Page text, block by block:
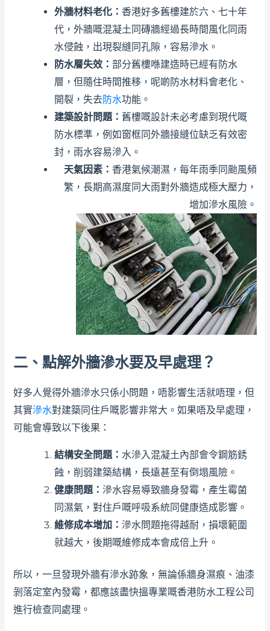
外牆材料老化：香港好多舊樓建於六、七十年
代，外牆嘅混凝土同磚牆經過長時間風化同雨
水侵蝕，出現裂縫同孔隙，容易滲水。
防水層失效：部分舊樓喺建造時已經有防水
層，但隨住時間推移，呢啲防水材料會老化、
開裂，失去防水功能。
建築設計問題： 舊樓嘅設計未必考慮到現代嘅
防水標準，例如窗框同外牆接縫位缺乏有效密
封，雨水容易滲入。
天氣因素： 香港氣候潮濕，每年雨季同颱風頻
繁，長期高濕度同大雨對外牆造成極大壓力，
增加滲水風險。
二、點解外牆滲水要及早處理？
好多人覺得外牆滲水只係小問題，唔影響生活就唔理，但
其實滲水對建築同住戶嘅影響非常大。如果唔及早處理，
可能會導致以下後果：
結構安全問題：水滲入混凝土內部會令鋼筋銹
蝕，削弱建築結構，長遠甚至有倒塌風險。
健康問題：滲水容易導致牆身發霉，產生霉菌
同濕氣，對住戶嘅呼吸系統同健康造成影響。
維修成本增加：滲水問題拖得越耐，損壞範圍
就越大，後期嘅維修成本會成倍上升。
所以，一旦發現外牆有滲水跡象，無論係牆身濕痕、油漆
剝落定室內發霉，都應該盡快搵專業嘅香港防水工程公司
進行檢查同處理。